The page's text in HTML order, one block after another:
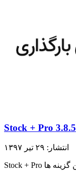
Stock + Pro 3.8.5
انتشار: ۲۹ تیر ۱۳۹۷